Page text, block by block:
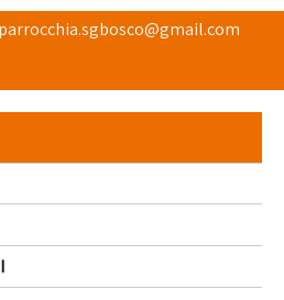
parrocchia.sgbosco@gmail.com
perdere gli avvisi!